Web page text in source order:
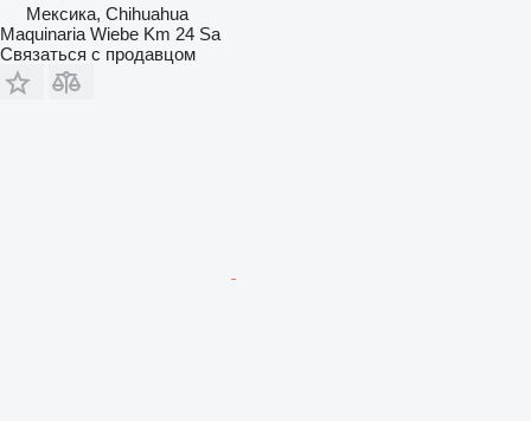
Мексика, Chihuahua
Maquinaria Wiebe Km 24 Sa
Связаться с продавцом